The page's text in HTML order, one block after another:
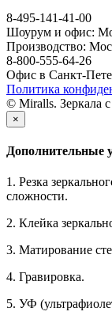
8-495-141-41-00
Шоурум и офис:
Производство:
8-800-555-64-26
Офис в Санкт-
Политика
© Miralls. Зеркала
×
Дополнительные
1. Резка
сложности.
2. Клейка
3. Матирование
4. Гравировка.
5. УФ